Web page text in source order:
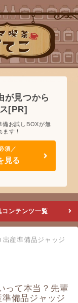
が見つから
[PR]
備お試しBOXが無
す！
見る
コンテンツ一覧
出産準備品ジャッジ
って本当？先輩
備品ジャッジ